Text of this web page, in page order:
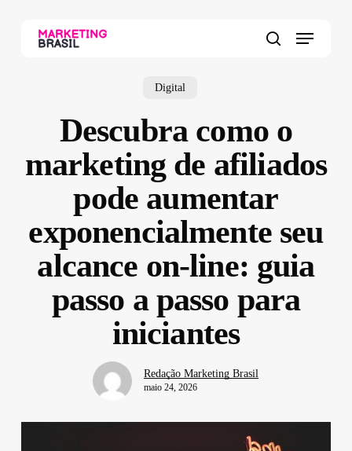
Menu
Digital
Descubra como o
marketing de afiliados
pode aumentar
exponencialmente seu
alcance on-line: guia
passo a passo para
iniciantes
Redação Marketing Brasil
maio 24, 2026